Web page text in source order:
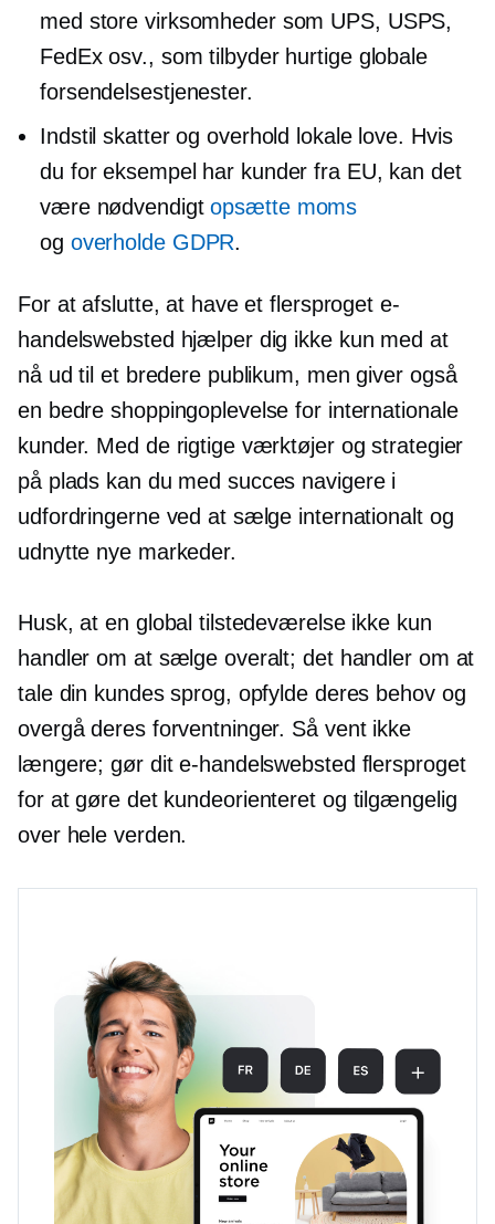
med store virksomheder som UPS, USPS,
FedEx osv., som tilbyder hurtige globale
forsendelsestjenester.
Indstil skatter og overhold lokale love. Hvis
du for eksempel har kunder fra EU, kan det
være nødvendigtopsætte moms
og overholde GDPR.
For at afslutte, at have et flersproget e-
handelswebsted hjælper dig ikke kun med at
nå ud til et bredere publikum, men giver også
en bedre shoppingoplevelse for internationale
kunder. Med de rigtige værktøjer og strategier
på plads kan du med succes navigere i
udfordringerne ved at sælge internationalt og
udnytte nye markeder.
Husk, at en global tilstedeværelse ikke kun
handler om at sælge overalt; det handler om at
tale din kundes sprog, opfylde deres behov og
overgå deres forventninger. Så vent ikke
længere; gør dit e-handelswebsted flersproget
for at gøre det kundeorienteretog tilgængelig
over hele verden.